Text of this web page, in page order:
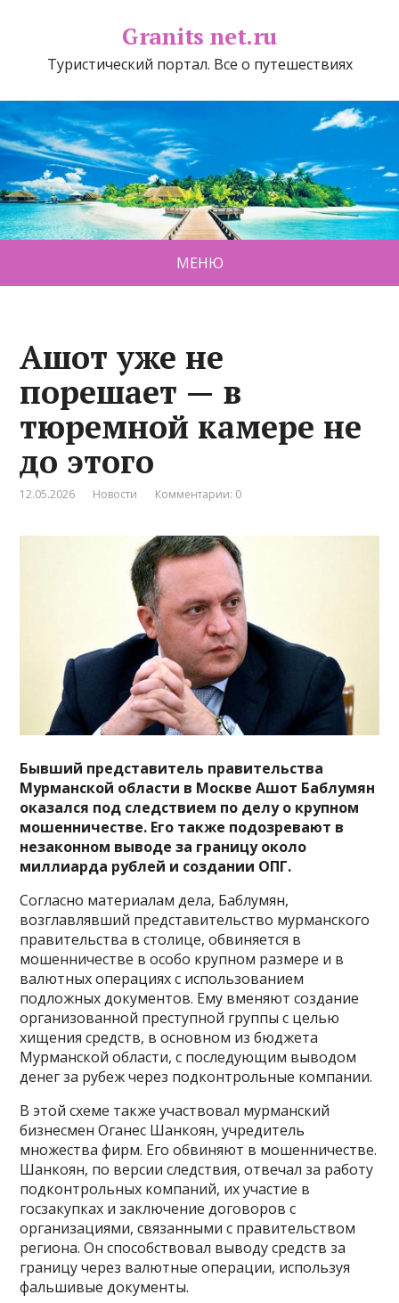
Granits net.ru
Туристический портал. Все о путешествиях
МЕНЮ
Ашот уже не
порешает — в
тюремной камере не
до этого
12.05.2026 Новости Комментарии: 0
Бывший представитель правительства
Мурманской области в Москве Ашот Баблумян
оказался под следствием по делу о крупном
мошенничестве. Его также подозревают в
незаконном выводе за границу около
миллиарда рублей и создании ОПГ.
Согласно материалам дела, Баблумян,
возглавлявший представительство мурманского
правительства в столице, обвиняется в
мошенничестве в особо крупном размере и в
валютных операциях с использованием
подложных документов. Ему вменяют создание
организованной преступной группы с целью
хищения средств, в основном из бюджета
Мурманской области, с последующим выводом
денег за рубеж через подконтрольные компании.
В этой схеме также участвовал мурманский
бизнесмен Оганес Шанкоян, учредитель
множества фирм. Его обвиняют в мошенничестве.
Шанкоян, по версии следствия, отвечал за работу
подконтрольных компаний, их участие в
госзакупках и заключение договоров с
организациями, связанными с правительством
региона. Он способствовал выводу средств за
границу через валютные операции, используя
фальшивые документы.